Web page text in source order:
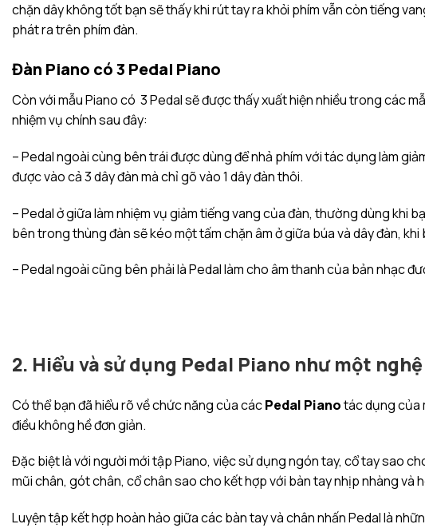
chặn dây không tốt bạn sẽ thấy khi rút tay ra khỏi phím vẫn còn tiếng
phát ra trên phím đàn.
Đàn Piano có 3 Pedal Piano
Còn với mẫu Piano có 3 Pedal sẽ được thấy xuất hiện nhiều trong các
nhiệm vụ chính sau đây:
– Pedal ngoài cùng bên trái được dùng để nhả phím với tác dụng làm
được vào cả 3 dây đàn mà chỉ gõ vào 1 dây đàn thôi.
– Pedal ở giữa làm nhiệm vụ giảm tiếng vang của đàn, thường dùng khi
bên trong thùng đàn sẽ kéo một tấm chặn âm ở giữa búa và dây đàn,
– Pedal ngoài cũng bên phải là Pedal làm cho âm thanh của bản nhạc
2. Hiểu và sử dụng Pedal Piano như một
Có thể bạn đã hiểu rõ về chức năng của cácPedal Pianotác dụng của
điều không hề đơn giản.
Đặc biệt là với người mới tập Piano, việc sử dụng ngón tay, cổ tay sao
mũi chân, gót chân, cổ chân sao cho kết hợp với bàn tay nhịp nhàng và
Luyện tập kết hợp hoàn hảo giữa các bàn tay và chân nhấn Pedal là